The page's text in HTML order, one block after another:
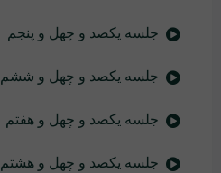
جلسه یکصد و چهل و پنجم
جلسه یکصد و چهل و ششم
جلسه یکصد و چهل و هفتم
جلسه یکصد و چهل و هشتم